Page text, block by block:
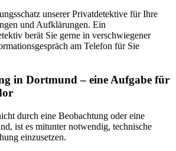
unserer Privatdetektive für Ihre
und Aufklärungen. Ein
berät Sie gerne in verschwiegener
am Telefon für Sie
in Dortmund – eine Aufgabe für
durch eine Beobachtung oder eine
ist es mitunter notwendig, technische
einzusetzen.